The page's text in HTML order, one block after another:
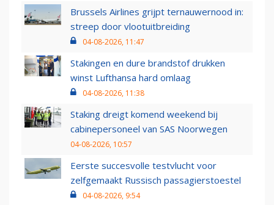
Brussels Airlines grijpt ternauwernood in:
streep door vlootuitbreiding
04-08-2026, 11:47
Stakingen en dure brandstof drukken
winst Lufthansa hard omlaag
04-08-2026, 11:38
Staking dreigt komend weekend bij
cabinepersoneel van SAS Noorwegen
04-08-2026, 10:57
Eerste succesvolle testvlucht voor
zelfgemaakt Russisch passagierstoestel
04-08-2026, 9:54